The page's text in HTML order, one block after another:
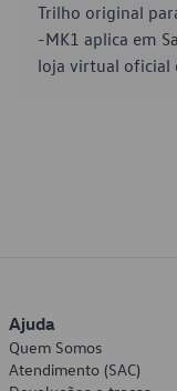
Trilho original
-MK1 aplica em
loja virtual oficial
Ajuda
Quem Somos
Atendimento (SAC)